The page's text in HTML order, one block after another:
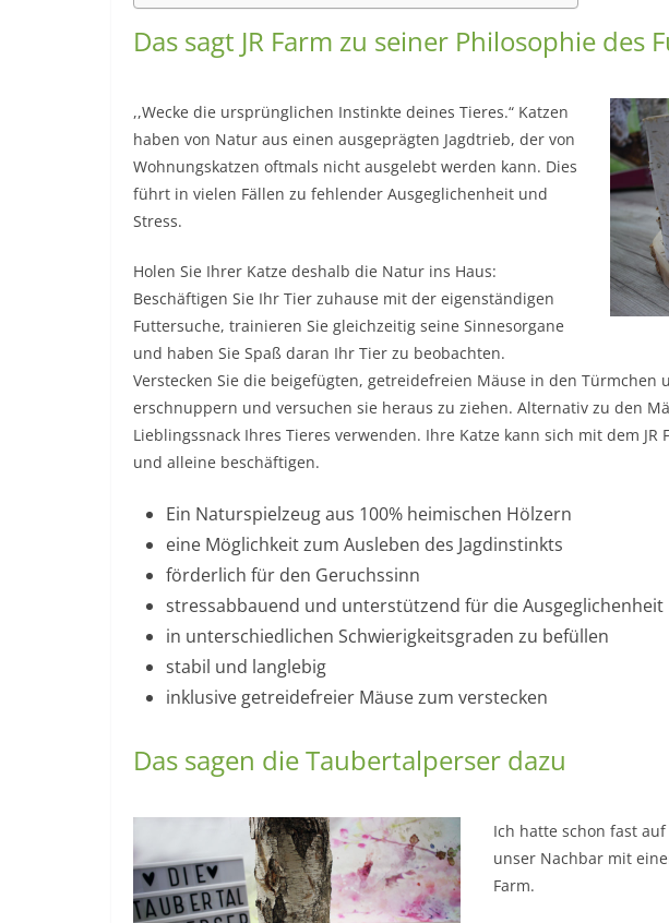
Das sagt JR Farm zu seiner Philosophie des
,,Wecke die ursprünglichen Instinkte deines Tieres.“ Katzen
haben von Natur aus einen ausgeprägten Jagdtrieb, der von
Wohnungskatzen oftmals nicht ausgelebt werden kann. Dies
führt in vielen Fällen zu fehlender Ausgeglichenheit und
Stress.
Holen Sie Ihrer Katze deshalb die Natur ins Haus:
Beschäftigen Sie Ihr Tier zuhause mit der eigenständigen
Futtersuche, trainieren Sie gleichzeitig seine Sinnesorgane
und haben Sie Spaß daran Ihr Tier zu beobachten.
Verstecken Sie die beigefügten, getreidefreien Mäuse in den Türmchen
erschnuppern und versuchen sie heraus zu ziehen. Alternativ zu den
Lieblingssnack Ihres Tieres verwenden. Ihre Katze kann sich mit dem JR
und alleine beschäftigen.
Ein Naturspielzeug aus 100% heimischen Hölzern
eine Möglichkeit zum Ausleben des Jagdinstinkts
förderlich für den Geruchssinn
stressabbauend und unterstützend für die Ausgeglichenheit
in unterschiedlichen Schwierigkeitsgraden zu befüllen
stabil und langlebig
inklusive getreidefreier Mäuse zum verstecken
Das sagen die Taubertalperser dazu
Ich hatte schon fast
unser Nachbar mit
Farm.